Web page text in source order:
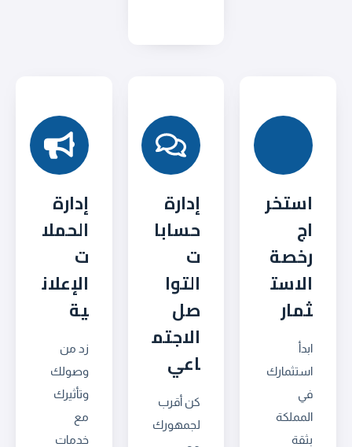
استخر
اج
رخصة
الاست
ثمار
ابدأ
استثمارك
في
المملكة
بثقة
إدارة
حسابا
ت
التوا
صل
الاجتم
اعي
كن أقرب
لجمهورك
إدارة
الحملا
ت
الإعلان
ية
زد من
وصولك
وتأثيرك
مع
خدمات